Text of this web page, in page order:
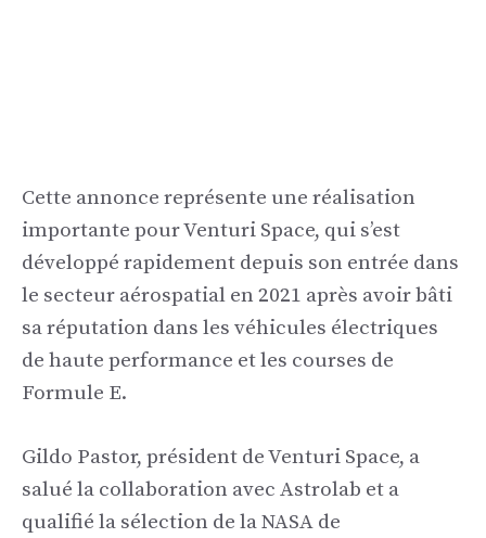
Cette annonce représente une réalisation
importante pour Venturi Space, qui s’est
développé rapidement depuis son entrée dans
le secteur aérospatial en 2021 après avoir bâti
sa réputation dans les véhicules électriques
de haute performance et les courses de
Formule E.
Gildo Pastor, président de Venturi Space, a
salué la collaboration avec Astrolab et a
qualifié la sélection de la NASA de